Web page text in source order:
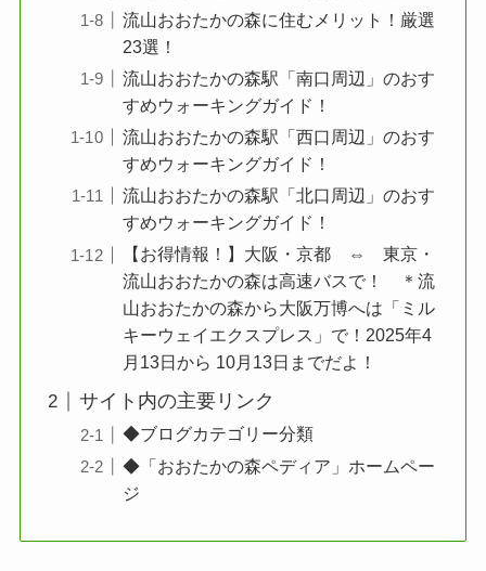
流山おおたかの森に住むメリット！厳選
23選！
流山おおたかの森駅「南口周辺」のおす
すめウォーキングガイド！
流山おおたかの森駅「西口周辺」のおす
すめウォーキングガイド！
流山おおたかの森駅「北口周辺」のおす
すめウォーキングガイド！
【お得情報！】大阪・京都 ⇔ 東京・
流山おおたかの森は高速バスで！ ＊流
山おおたかの森から大阪万博へは「ミル
キーウェイエクスプレス」で！2025年4
月13日から 10月13日までだよ！
サイト内の主要リンク
◆ブログカテゴリー分類
◆「おおたかの森ペディア」ホームペー
ジ